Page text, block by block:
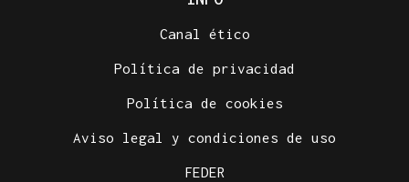
Canal ético
Política de privacidad
Política de cookies
Aviso legal y condiciones de uso
FEDER